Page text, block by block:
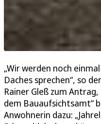
„Wir werden noch
Daches sprechen“, so
Rainer Gleß zum
dem Bauaufsichtsamt“
Anwohnerin dazu: